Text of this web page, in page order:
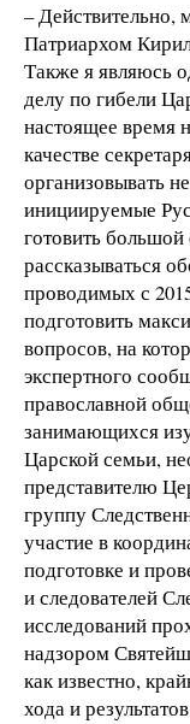
–
Патриархом
Также я являюсь
делу по гибели
настоящее время
качестве
организовывать
инициируемые
готовить
рассказываться
проводимых с
подготовить
вопросов, на
экспертного
православной
занимающихся
Царской семьи,
представителю
группу
участие в
подготовке и
и следователей
исследований
надзором
как известно,
хода и